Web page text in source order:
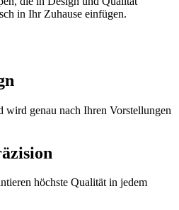
in Ihr Zuhause einfügen.
wird genau nach Ihren Vorstellungen
höchste Qualität in jedem